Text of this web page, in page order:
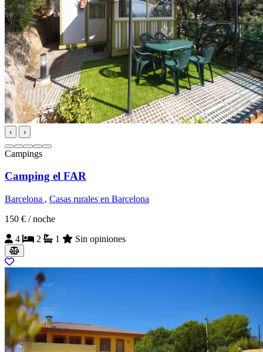
‹ ›
Campings
Camping el FAR
Barcelona , Casas rurales en Barcelona
150 € / noche
4
2 1 Sin opiniones